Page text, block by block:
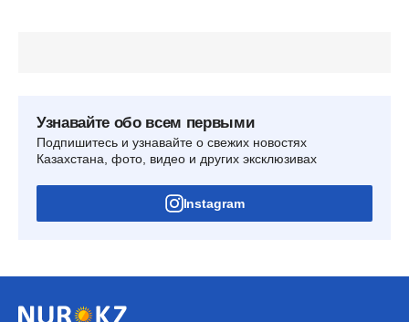
Узнавайте обо всем первыми
Подпишитесь и узнавайте о свежих новостях
Казахстана, фото, видео и других эксклюзивах
Instagram